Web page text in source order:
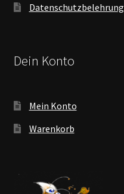
Datenschutzbelehrung
Dein Konto
Mein Konto
Warenkorb